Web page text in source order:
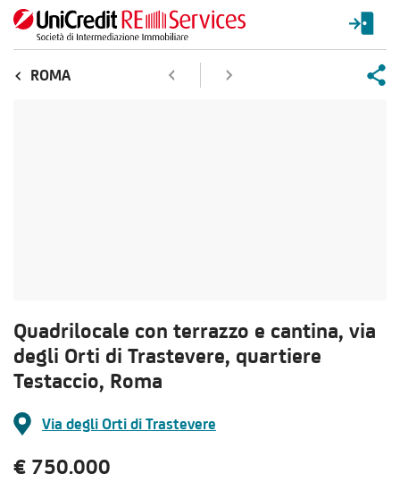
ROMA
Quadrilocale con terrazzo e cantina, via
degli Orti di Trastevere, quartiere
Testaccio, Roma
Via degli Orti di Trastevere
€ 750.000